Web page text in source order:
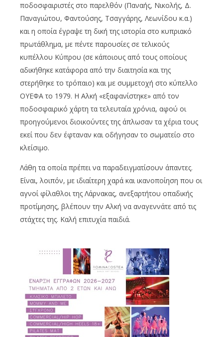
ποδοσφαιριστές στο παρελθόν (Παναής, Νικολής, Δ.
Παναγιώτου, Φαντούσης, Τσαγγάρης, Λεωνίδου κ.α.)
και η οποία έγραψε τη δική της ιστορία στο κυπριακό
πρωτάθλημα, με πέντε παρουσίες σε τελικούς
κυπέλλου Κύπρου (σε κάποιους από τους οποίους
αδικήθηκε κατάφορα από την διαιτησία και της
στερήθηκε το τρόπαιο) και με συμμετοχή στο κύπελλο
ΟΥΕΦΑ το 1979. Η Αλκή «εξαφανίστηκε» από τον
ποδοσφαιρικό χάρτη τα τελευταία χρόνια, αφού οι
προηγούμενοι διοικούντες της άπλωσαν τα χέρια τους
εκεί που δεν έφταναν και οδήγησαν το σωματείο στο
κλείσιμο.
Λάθη τα οποία πρέπει να παραδειγματίσουν άπαντες.
Είναι, λοιπόν, με ιδιαίτερη χαρά και ικανοποίηση που οι
αγνοί φίλαθλοι της Λάρνακας, ανεξαρτήτου οπαδικής
προτίμησης, βλέπουν την Αλκή να αναγεννάτε από τις
στάχτες της. Καλή επιτυχία παιδιά.